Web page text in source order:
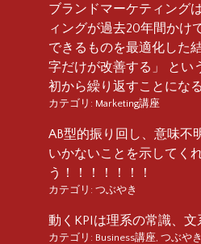
ブランドマーケティング
ィングが過去20年間かけ
できるものを最適化した
字だけが改善する」 とい
初から繰り返すことになる
カテゴリ: Marketing講座
AB型的振り回し、意味不
いかないことを示してく
う！！！！！！！
カテゴリ: つぶやき
動くKPIは理系の常識、
カテゴリ: Business講座, つぶやき